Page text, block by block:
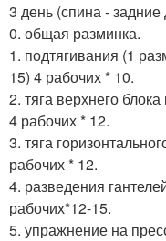
3 день (спина - задние
0. общая разминка.
1. подтягивания (1
15) 4 рабочих * 10.
2. тяга верхнего
4 рабочих * 12.
3. тяга
рабочих * 12.
4. разведения
рабочих*12-15.
5. упражнение на